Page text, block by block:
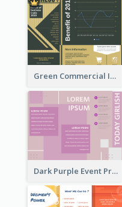
Green Commercial Informational Tri Fold Brochure
Dark Purple Event Program Tri Fold Brochure